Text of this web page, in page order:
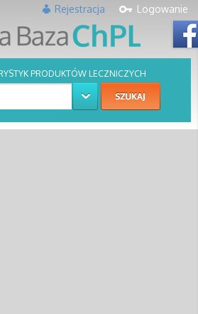
Logowanie
Rejestracja
PRODUKTÓW LECZNICZYCH